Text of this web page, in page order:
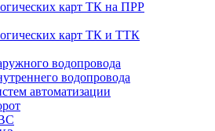
карт ТК на ПРР
карт ТК и ТТК
водопровода
водопровода
автоматизации